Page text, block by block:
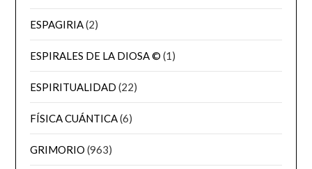
ESPAGIRIA(2)
ESPIRALES DE LA DIOSA © (1)
ESPIRITUALIDAD (22)
FÍSICA CUÁNTICA(6)
GRIMORIO (963)